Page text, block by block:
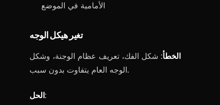
الأمامية في الموضع
تغير هيكل الوجه
الخطأ: شكل الفك، تعريف عظام الوجنة، وشكل
الوجه العام يتفاوت بدون سبب.
الحل: